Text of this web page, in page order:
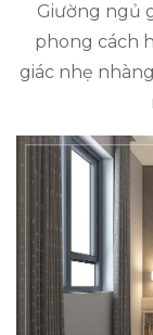
Giường ngủ
phong cách
giác nhẹ